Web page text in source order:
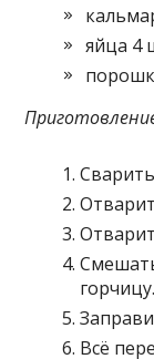
яйца 4
горчицу.
Всё